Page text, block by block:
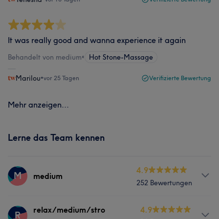
It was really good and wanna experience it again
Behandelt von medium• Hot Stone-Massage
Marilou•vor 25 Tagen Verifizierte Bewertung
Mehr anzeigen...
Lerne das Team kennen
M medium
4.9
252 Bewertungen
Services
R
relax/medium/stro
4.9